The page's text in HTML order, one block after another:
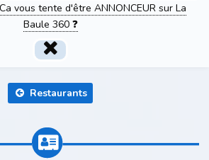
vous tente d'être ANNONCEUR sur La
Baule 360 ❓
Restaurants